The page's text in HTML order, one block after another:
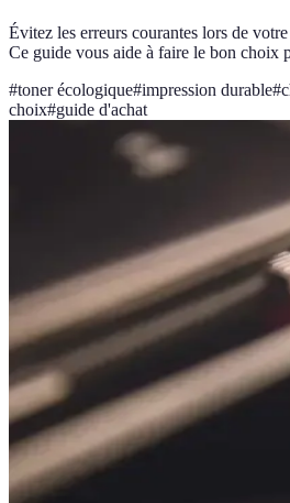
Évitez les erreurs courantes lors de
Ce guide vous aide à faire le bon choix
#toner écologique#impression durable#
choix#guide d'achat